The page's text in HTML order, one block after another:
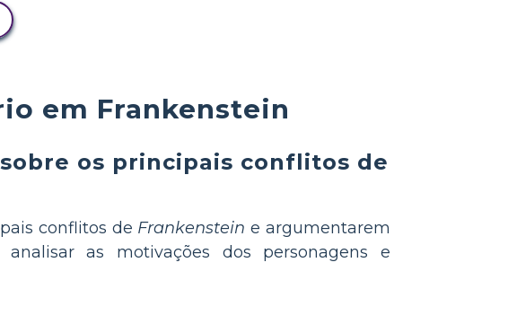
em Frankenstein
os principais conflitos de
conflitos de Frankenstein e argumentarem
as motivações dos personagens e